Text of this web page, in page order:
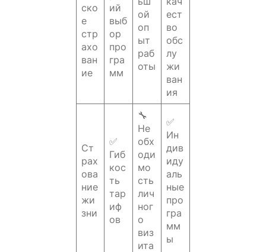
ско
е
стр
ахо
ван
ие
ий
выб
ор
про
гра
мм
ой
оп
ыт
раб
оты
ест
во
обс
лу
жи
ван
ия
Ст
рах
ова
ние
жи
зни
✅
Гиб
кос
ть
тар
иф
ов
🔧
Не
обх
оди
мо
сть
лич
ног
о
виз
ита
✅
Ин
див
иду
аль
ные
про
гра
мм
ы